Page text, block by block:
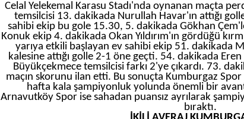
Celal Yelekemal Karasu Stadı'nda oynanan maçta
temsilcisi 13. dakikada Nurullah Havar'ın attığı
sahibi ekip bu gole 15.30, 5. dakikada Gökhan
Konuk ekip 4. dakikada Okan Yıldırım'ın gördüğü
yarıya etkili başlayan ev sahibi ekip 51. dakikada
kalesine attığı golle 2-1 öne geçti. 54. dakikada
Büyükçekmece temsilcisi farkı 2'ye çıkardı. 73.
maçın skorunu ilan etti. Bu sonuçta Kumburgaz
hafta kala şampiyonluk yolunda önemli bir
Arnavutköy Spor ise sahadan puansız ayrılarak
bıraktı.